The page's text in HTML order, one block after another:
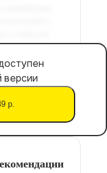
версии
р.